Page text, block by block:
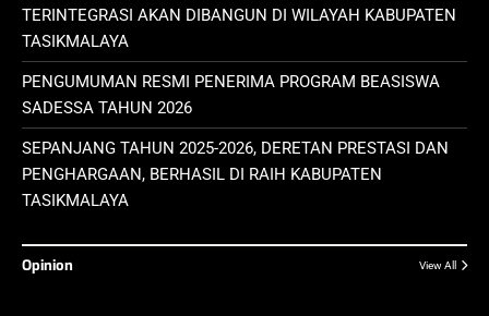
TERINTEGRASI AKAN DIBANGUN DI WILAYAH KABUPATEN
TASIKMALAYA
PENGUMUMAN RESMI PENERIMA PROGRAM BEASISWA
SADESSA TAHUN 2026
SEPANJANG TAHUN 2025-2026, DERETAN PRESTASI DAN
PENGHARGAAN, BERHASIL DI RAIH KABUPATEN
TASIKMALAYA
Opinion View All